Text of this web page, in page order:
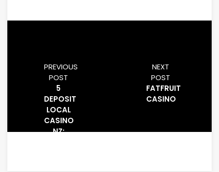
PREVIOUS
POST
5
DEPOSIT
LOCAL
CASINO
NZ:
NEXT
POST
FATFRUIT
CASINO